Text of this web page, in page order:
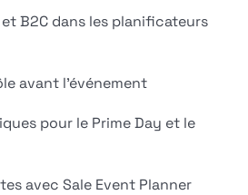
B2C dans les planificateurs
avant l'événement
pour le Prime Day et le
avec Sale Event Planner